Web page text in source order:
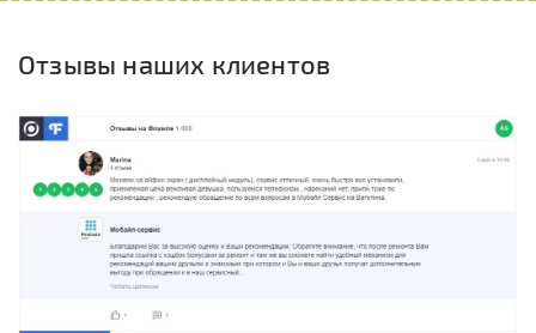
Отзывы наших клиентов